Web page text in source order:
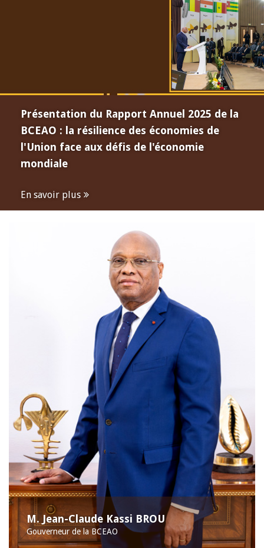
Présentation du Rapport Annuel 2025 de la
BCEAO : la résilience des économies de
l'Union face aux défis de l'économie
mondiale
En savoir plus
M. Jean-Claude Kassi BROU
Gouverneur de la BCEAO